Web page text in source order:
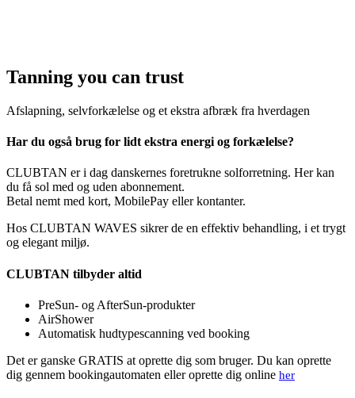
Tanning you can trust
Afslapning, selvforkælelse og et ekstra afbræk fra hverdagen
Har du også brug for lidt ekstra energi og forkælelse?
CLUBTAN er i dag danskernes foretrukne solforretning. Her kan
du få sol med og uden abonnement.
Betal nemt med kort, MobilePay eller kontanter.
Hos CLUBTAN WAVES sikrer de en effektiv behandling, i et trygt
og elegant miljø.
CLUBTAN tilbyder altid
PreSun- og AfterSun-produkter
AirShower
Automatisk hudtypescanning ved booking
Det er ganske GRATIS at oprette dig som bruger. Du kan oprette
dig gennem bookingautomaten eller oprette dig online her